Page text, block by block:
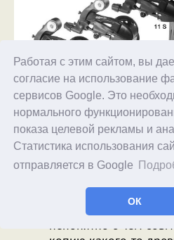
Работая с этим сайтом, вы
согласие на использование
сервисов Google. Это
нормального
показа целевой рекламы и
Статистика использования
отправляется в Google
ОК
operait
01.06.25 19:23
ну это уж совсем
непонятно с чем